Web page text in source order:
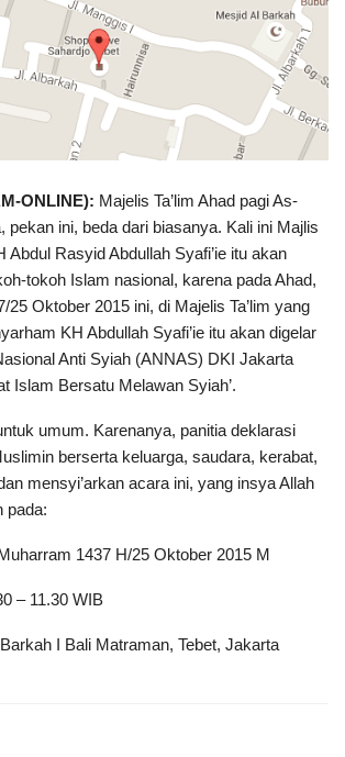
ONLINE): Majelis Ta’lim Ahad pagi As-
pekan ini, beda dari biasanya. Kali ini Majlis
Abdul Rasyid Abdullah Syafi’ie itu akan
tokoh Islam nasional, karena pada Ahad,
25 Oktober 2015 ini, di Majelis Ta’lim yang
KH Abdullah Syafi’ie itu akan digelar
Anti Syiah (ANNAS) DKI Jakarta
Islam Bersatu Melawan Syiah’.
umum. Karenanya, panitia deklarasi
berserta keluarga, saudara, kerabat,
mensyi’arkan acara ini, yang insya Allah
pada:
1437 H/25 Oktober 2015 M
– 11.30 WIB
I Bali Matraman, Tebet, Jakarta